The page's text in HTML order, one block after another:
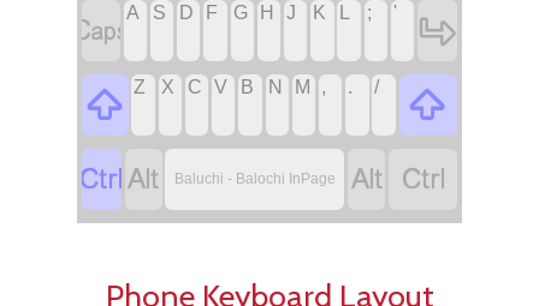
‏A
‏ S
‏ D
‏ F‏ G
‏ H‏ J‏ K
‏ ‏ ; '
‏
‏ Z‏ X
‏ C
‏ V
‏ B
‏ N‏ M
‏ , . /
‏
‏‏ Baluchi - Balochi InPage ‏ ‏
Phone Keyboard Layout